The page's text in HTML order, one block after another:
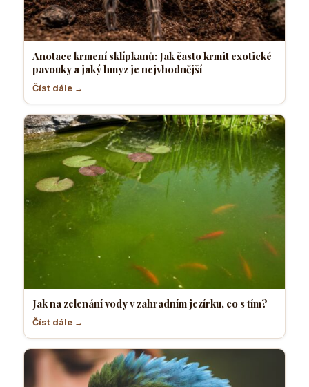
Anotace krmení sklípkanů: Jak často krmit exotické
pavouky a jaký hmyz je nejvhodnější
Číst dále →
Jak na zelenání vody v zahradním jezírku, co s tím?
Číst dále →